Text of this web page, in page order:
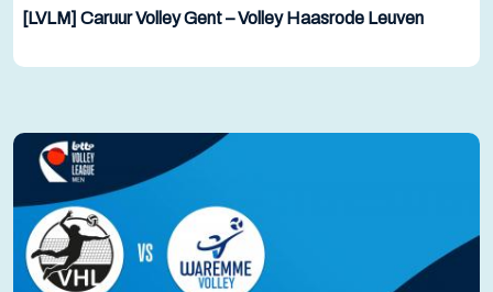
[LVLM] Caruur Volley Gent – Volley Haasrode Leuven